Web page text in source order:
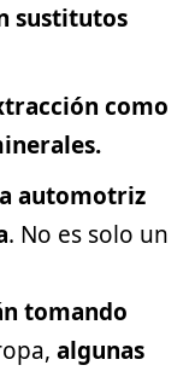
sustitutos
como
automotriz
. No es solo un
tomando
algunas